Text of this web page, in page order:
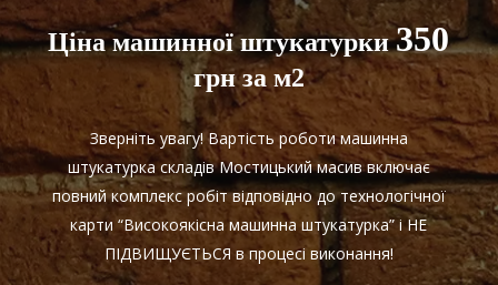
Ціна машинної штукатурки350
грн за м2
Зверніть увагу! Вартість роботи машинна
штукатурка складів Мостицький масив включає
повний комплекс робіт відповідно до технологічної
карти “Високоякісна машинна штукатурка” і НЕ
ПІДВИЩУЄТЬСЯ в процесі виконання!